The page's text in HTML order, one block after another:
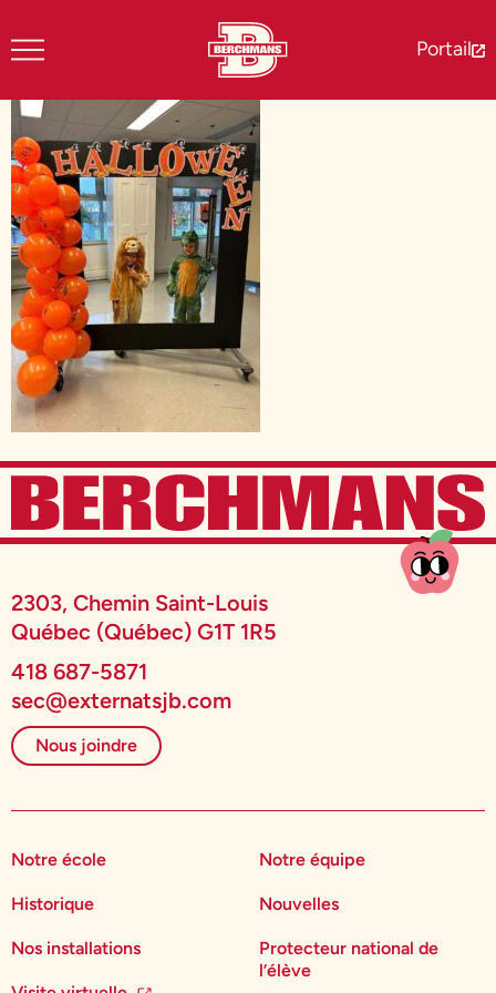
Portail
2303, Chemin Saint-Louis
Québec (Québec) G1T 1R5
418 687-5871
sec@externatsjb.com
Nous joindre
Notre école
Historique
Nos installations
Notre équipe
Nouvelles
Protecteur national de
l’élève